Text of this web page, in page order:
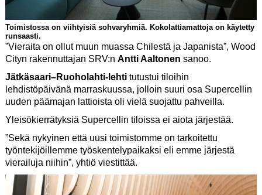
Toimistossa on viihtyisiä sohvaryhmiä. Kokolattiamattoja on käytetty
runsaasti.
”Vieraita on ollut muun muassa Chilestä ja Japanista”, Wood
Cityn rakennuttajan SRV:n Antti Aaltonen sanoo.
Jätkäsaari–Ruoholahti-lehtitutustui tiloihin
lehdistöpäivänä marraskuussa, jolloin suuri osa Supercellin
uuden päämajan lattioista oli vielä suojattu pahveilla.
Yleisökierrätyksiä Supercellin tiloissa ei aiota järjestää.
”Sekä nykyinen että uusi toimistomme on tarkoitettu
työntekijöillemme työskentelypaikaksi eli emme järjestä
vierailuja niihin”, yhtiö viestittää.